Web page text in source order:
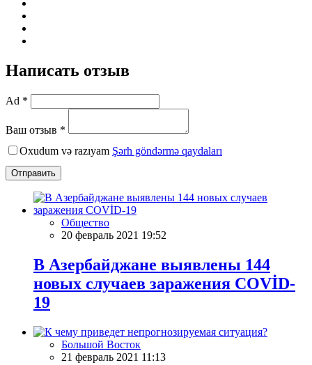
Написать отзыв
Ad *
Ваш отзыв *
Oxudum və razıyam Şərh göndərmə qaydaları
Отправить
Общество
20 февраль 2021 19:52
В Азербайджане выявлены 144
новых случаев заражения COVİD-
19
Большой Восток
21 февраль 2021 11:13